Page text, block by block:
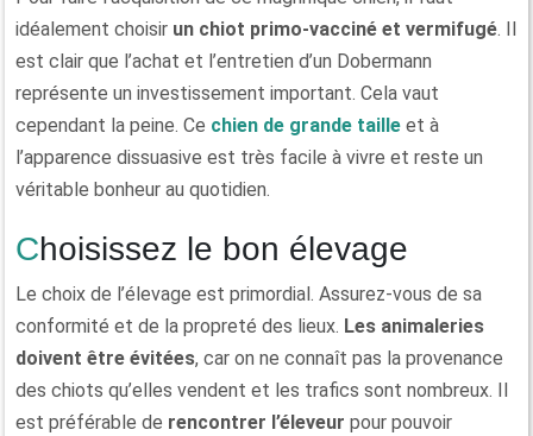
idéalement choisir un chiot primo-vacciné et vermifugé. Il
est clair que l’achat et l’entretien d’un Dobermann
représente un investissement important. Cela vaut
cependant la peine. Ce chien de grande taille et à
l’apparence dissuasive est très facile à vivre et reste un
véritable bonheur au quotidien.
Choisissez le bon élevage
Le choix de l’élevage est primordial. Assurez-vous de sa
conformité et de la propreté des lieux. Les animaleries
doivent être évitées, car on ne connaît pas la provenance
des chiots qu’elles vendent et les trafics sont nombreux. Il
est préférable de rencontrer l’éleveur pour pouvoir